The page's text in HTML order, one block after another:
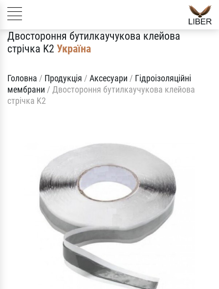
Двостороння бутилкаучукова клейова
стрічка K2 Україна
Головна / Продукція / Аксесуари / Гідроізоляційні
мембрани / Двостороння бутилкаучукова клейова
стрічка K2